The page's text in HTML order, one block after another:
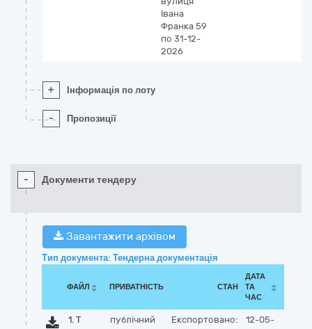
Івана
Франка 59
по 31-12-
2026
+ Інформація по лоту
- Пропозиції
- Документи тендеру
Завантажити архівом
Тип документа: Тендерна документація
ФАЙЛ ПРИВАТНІСТЬ СТАН
ДАТА
ТА
ЧАС
1. Т
публічний Експортовано:
12-05-